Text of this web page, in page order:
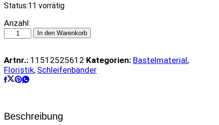
Status:11 vorrätig
Chiffonband
(10mx3mm)
-
quantity
Anzahl:
In den Warenkorb
Artnr.: 11512525612 Kategorien: Bastelmaterial,
Floristik, Schleifenbänder
Beschreibung